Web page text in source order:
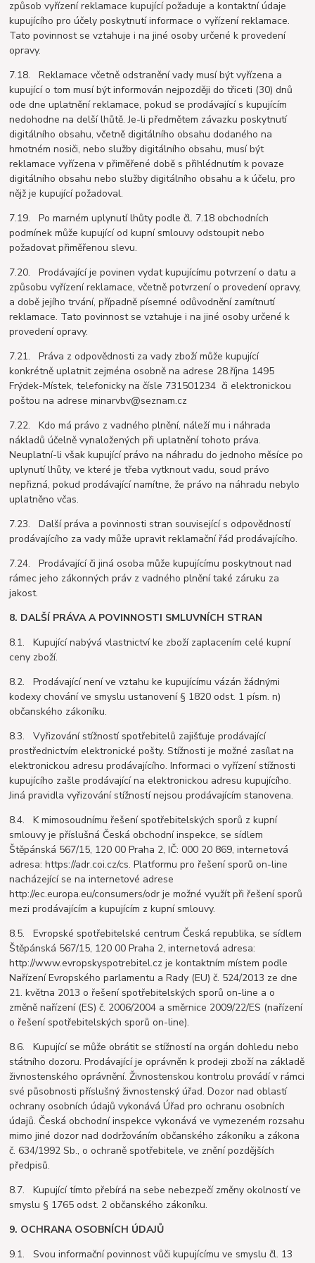
způsob vyřízení reklamace kupující požaduje a kontaktní údaje
kupujícího pro účely poskytnutí informace o vyřízení reklamace.
Tato povinnost se vztahuje i na jiné osoby určené k provedení
opravy.
7.18. Reklamace včetně odstranění vady musí být vyřízena a
kupující o tom musí být informován nejpozději do třiceti (30) dnů
ode dne uplatnění reklamace, pokud se prodávající s kupujícím
nedohodne na delší lhůtě. Je-li předmětem závazku poskytnutí
digitálního obsahu, včetně digitálního obsahu dodaného na
hmotném nosiči, nebo služby digitálního obsahu, musí být
reklamace vyřízena v přiměřené době s přihlédnutím k povaze
digitálního obsahu nebo služby digitálního obsahu a k účelu, pro
nějž je kupující požadoval.
7.19. Po marném uplynutí lhůty podle čl. 7.18 obchodních
podmínek může kupující od kupní smlouvy odstoupit nebo
požadovat přiměřenou slevu.
7.20. Prodávající je povinen vydat kupujícímu potvrzení o datu a
způsobu vyřízení reklamace, včetně potvrzení o provedení opravy,
a době jejího trvání, případně písemné odůvodnění zamítnutí
reklamace. Tato povinnost se vztahuje i na jiné osoby určené k
provedení opravy.
7.21. Práva z odpovědnosti za vady zboží může kupující
konkrétně uplatnit zejména osobně na adrese 28.října 1495
Frýdek-Místek, telefonicky na čísle 731501234 či elektronickou
poštou na adrese minarvbv@seznam.cz
7.22. Kdo má právo z vadného plnění, náleží mu i náhrada
nákladů účelně vynaložených při uplatnění tohoto práva.
Neuplatní-li však kupující právo na náhradu do jednoho měsíce po
uplynutí lhůty, ve které je třeba vytknout vadu, soud právo
nepřizná, pokud prodávající namítne, že právo na náhradu nebylo
uplatněno včas.
7.23. Další práva a povinnosti stran související s odpovědností
prodávajícího za vady může upravit reklamační řád prodávajícího.
7.24. Prodávající či jiná osoba může kupujícímu poskytnout nad
rámec jeho zákonných práv z vadného plnění také záruku za
jakost.
8. DALŠÍ PRÁVA A POVINNOSTI SMLUVNÍCH STRAN
8.1. Kupující nabývá vlastnictví ke zboží zaplacením celé kupní
ceny zboží.
8.2. Prodávající není ve vztahu ke kupujícímu vázán žádnými
kodexy chování ve smyslu ustanovení § 1820 odst. 1 písm. n)
občanského zákoníku.
8.3. Vyřizování stížností spotřebitelů zajišťuje prodávající
prostřednictvím elektronické pošty. Stížnosti je možné zasílat na
elektronickou adresu prodávajícího. Informaci o vyřízení stížnosti
kupujícího zašle prodávající na elektronickou adresu kupujícího.
Jiná pravidla vyřizování stížností nejsou prodávajícím stanovena.
8.4. K mimosoudnímu řešení spotřebitelských sporů z kupní
smlouvy je příslušná Česká obchodní inspekce, se sídlem
Štěpánská 567/15, 120 00 Praha 2, IČ: 000 20 869, internetová
adresa: https://adr.coi.cz/cs. Platformu pro řešení sporů on-line
nacházející se na internetové adrese
http://ec.europa.eu/consumers/odr je možné využít při řešení sporů
mezi prodávajícím a kupujícím z kupní smlouvy.
8.5. Evropské spotřebitelské centrum Česká republika, se sídlem
Štěpánská 567/15, 120 00 Praha 2, internetová adresa:
http://www.evropskyspotrebitel.cz je kontaktním místem podle
Nařízení Evropského parlamentu a Rady (EU) č. 524/2013 ze dne
21. května 2013 o řešení spotřebitelských sporů on-line a o
změně nařízení (ES) č. 2006/2004 a směrnice 2009/22/ES (nařízení
o řešení spotřebitelských sporů on-line).
8.6. Kupující se může obrátit se stížností na orgán dohledu nebo
státního dozoru. Prodávající je oprávněn k prodeji zboží na základě
živnostenského oprávnění. Živnostenskou kontrolu provádí v rámci
své působnosti příslušný živnostenský úřad. Dozor nad oblastí
ochrany osobních údajů vykonává Úřad pro ochranu osobních
údajů. Česká obchodní inspekce vykonává ve vymezeném rozsahu
mimo jiné dozor nad dodržováním občanského zákoníku a zákona
č. 634/1992 Sb., o ochraně spotřebitele, ve znění pozdějších
předpisů.
8.7. Kupující tímto přebírá na sebe nebezpečí změny okolností ve
smyslu § 1765 odst. 2 občanského zákoníku.
9. OCHRANA OSOBNÍCH ÚDAJŮ
9.1. Svou informační povinnost vůči kupujícímu ve smyslu čl. 13